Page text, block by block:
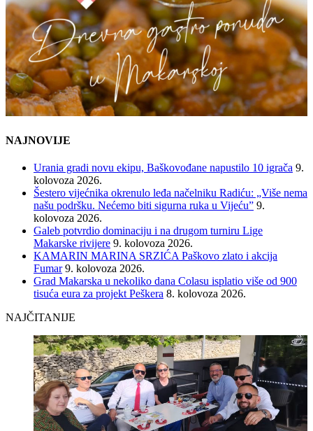
NAJNOVIJE
Urania gradi novu ekipu, Baškovođane napustilo 10 igrača 9.
kolovoza 2026.
Šestero vijećnika okrenulo leđa načelniku Radiću: „Više nema
našu podršku. Nećemo biti sigurna ruka u Vijeću” 9.
kolovoza 2026.
Galeb potvrdio dominaciju i na drugom turniru Lige
Makarske rivijere 9. kolovoza 2026.
KAMARIN MARINA SRZIĆA Paškovo zlato i akcija
Fumar 9. kolovoza 2026.
Grad Makarska u nekoliko dana Colasu isplatio više od 900
tisuća eura za projekt Peškera 8. kolovoza 2026.
NAJČITANIJE